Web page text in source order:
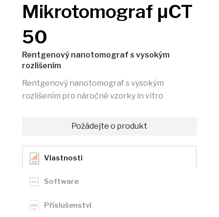
Mikrotomograf μCT
50
Rentgenový nanotomograf s vysokým
rozlišením
Rentgenový nanotomograf s vysokým
rozlišením pro náročné vzorky in vitro
Požádejte o produkt
Vlastnosti
Software
Příslušenství